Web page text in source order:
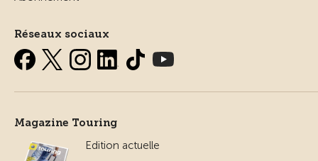
Réseaux sociaux
Magazine Touring
Edition actuelle